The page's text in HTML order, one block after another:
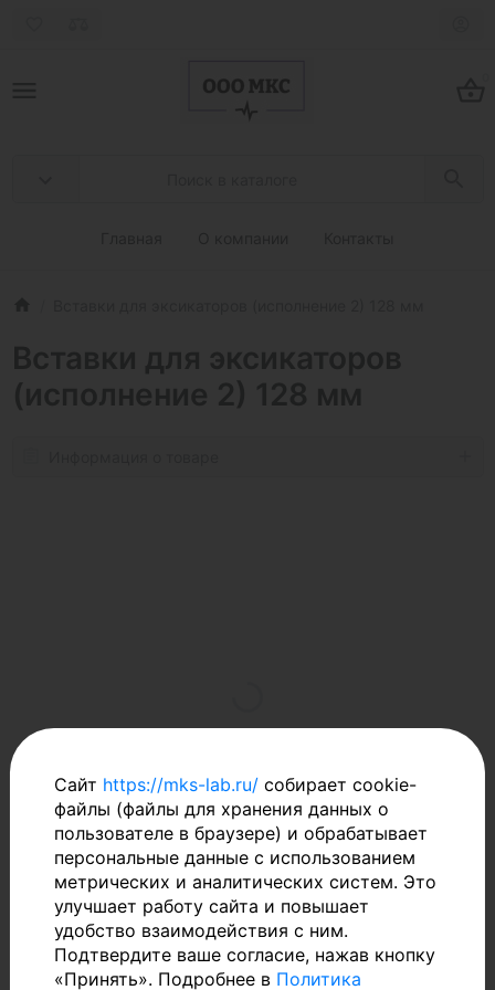
761р.
Сайт https://mks-lab.ru/собирает cookie-
файлы (файлы для хранения данных о
пользователе в браузере) и обрабатывает
персональные данные с использованием
метрических и аналитических систем. Это
улучшает работу сайта и повышает
удобство взаимодействия с ним.
Подтвердите ваше согласие, нажав кнопку
«Принять». Подробнее в Политика